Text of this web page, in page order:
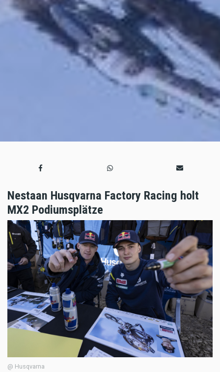
Nestaan Husqvarna Factory Racing holt
MX2 Podiumsplätze
@ Husqvarna